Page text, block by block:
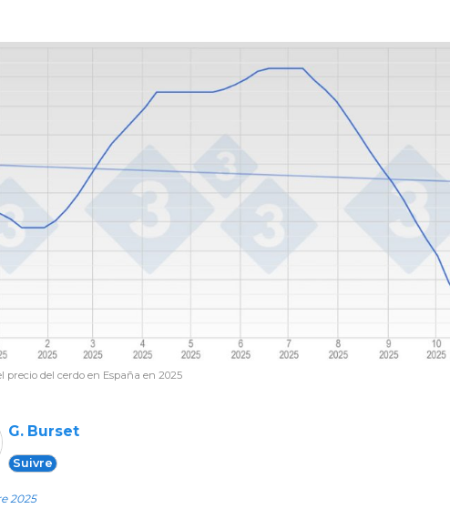
precio del cerdo en España en 2025
G. Burset
Suivre
2025